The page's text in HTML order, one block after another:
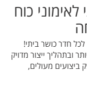
כוח
חדר כושר ביתי!
ובתהליך ייצור מדויק
ביצועים מעולים,